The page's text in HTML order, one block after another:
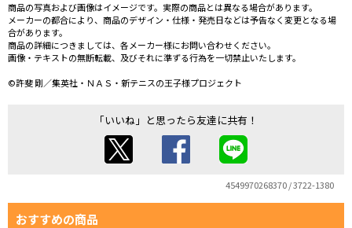
商品の写真および画像はイメージです。実際の商品とは異なる場合があります。
メーカーの都合により、商品のデザイン・仕様・発売日などは予告なく変更となる場
合があります。
商品の詳細につきましては、各メーカー様にお問い合わせください。
画像・テキストの無断転載、及びそれに準ずる行為を一切禁止いたします。
©許斐 剛／集英社・ＮＡＳ・新テニスの王子様プロジェクト
「いいね」と思ったら友達に共有！
4549970268370 / 3722-1380
おすすめの商品